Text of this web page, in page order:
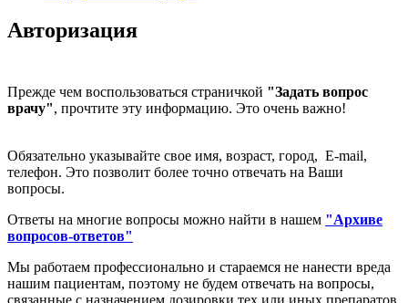
Авторизация
Прежде чем воспользоваться страничкой "Задать вопрос
врачу", прочтите эту информацию. Это очень важно!
Обязательно указывайте свое имя, возраст, город, E-mail,
телефон. Это позволит более точно отвечать на Ваши
вопросы.
Ответы на многие вопросы можно найти в нашем "Архиве
вопросов-ответов"
Мы работаем профессионально и стараемся не нанести вреда
нашим пациентам, поэтому не будем отвечать на вопросы,